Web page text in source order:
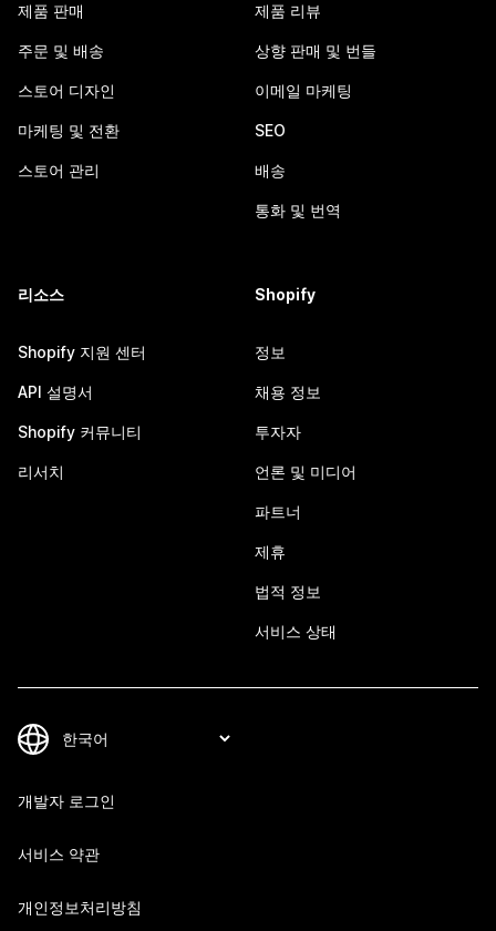
제품 판매
주문 및 배송
스토어 디자인
마케팅 및 전환
스토어 관리
제품 리뷰
상향 판매 및 번들
이메일 마케팅
SEO
배송
통화 및 번역
리소스
Shopify 지원 센터
API 설명서
Shopify 커뮤니티
리서치
Shopify
정보
채용 정보
투자자
언론 및 미디어
파트너
제휴
법적 정보
서비스 상태
개발자 로그인
서비스 약관
개인정보처리방침